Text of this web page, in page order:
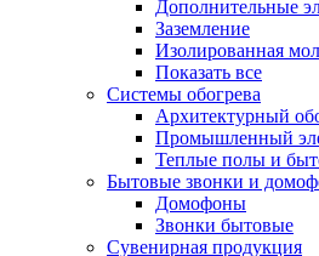
Дополнительные
Заземление
Изолированная
Показать все
Системы обогрева
Архитектурный
Промышленный
Теплые полы и
Бытовые звонки и
Домофоны
Звонки бытовые
Сувенирная продукция